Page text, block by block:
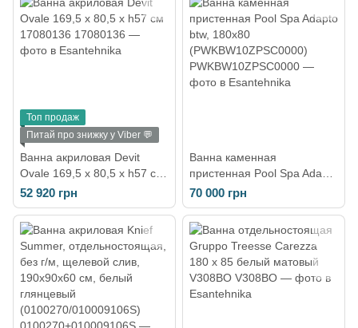
Топ продаж
Питай про знижку у Viber 💬
Ванна акриловая Devit
Ovale 169,5 х 80,5 х h57 см
17080136
52 920 грн
Ванна каменная
пристенная Pool Spa Adapto
btw, 180х80
(PWKBW10ZPSC0000)
70 000 грн